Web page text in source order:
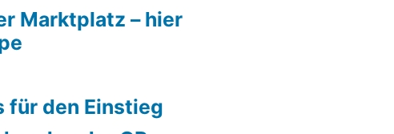
Marktplatz – hier
für den Einstieg